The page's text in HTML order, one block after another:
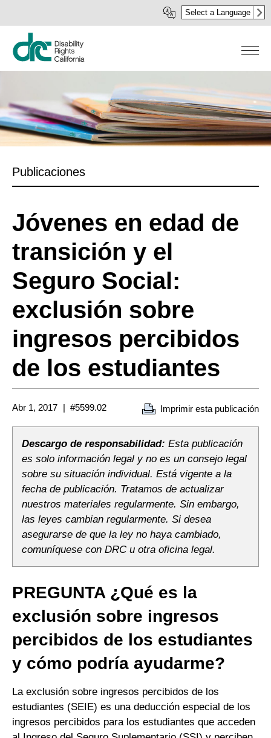
al
contenido
principal
Select a Language
Publicaciones
Jóvenes en edad de
transición y el
Seguro Social:
exclusión sobre
ingresos percibidos
de los estudiantes
Abr 1, 2017 #5599.02 Imprimir esta publicación
Descargo de responsabilidad: Esta publicación
es solo información legal y no es un consejo legal
sobre su situación individual. Está vigente a la
fecha de publicación. Tratamos de actualizar
nuestros materiales regularmente. Sin embargo,
las leyes cambian regularmente. Si desea
asegurarse de que la ley no haya cambiado,
comuníquese con DRC u otra oficina legal.
PREGUNTA ¿Qué es la
exclusión sobre ingresos
percibidos de los estudiantes
y cómo podría ayudarme?
La exclusión sobre ingresos percibidos de los
estudiantes (SEIE) es una deducción especial de los
ingresos percibidos para los estudiantes que acceden